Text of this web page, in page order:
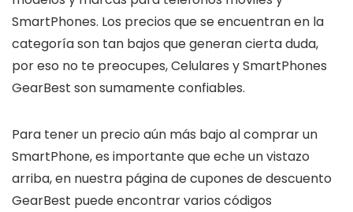
SmartPhones. Los precios que se encuentran en la
categoría son tan bajos que generan cierta duda,
por eso no te preocupes, Celulares y SmartPhones
GearBest son sumamente confiables.
Para tener un precio aún más bajo al comprar un
SmartPhone, es importante que eche un vistazo
arriba, en nuestra página de cupones de descuento
GearBest puede encontrar varios códigos